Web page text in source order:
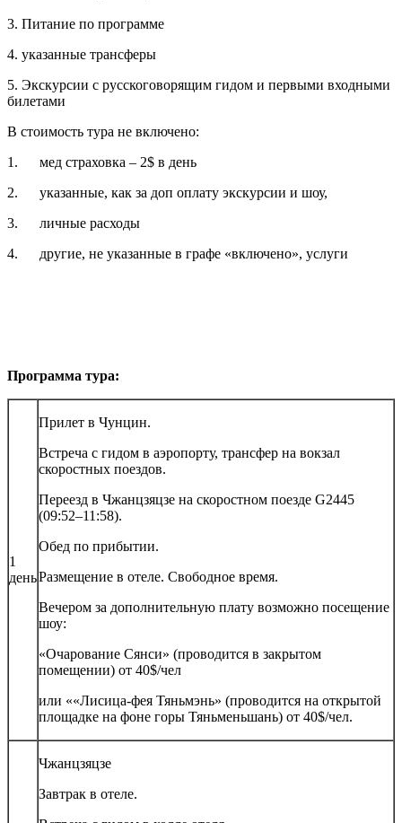
3. Питание по программе
4. указанные трансферы
5. Экскурсии с русскоговорящим гидом и первыми входными
билетами
В стоимость тура не включено:
1. мед страховка – 2$ в день
2. указанные, как за доп оплату экскурсии и шоу,
3. личные расходы
4. другие, не указанные в графе «включено», услуги
Программа тура:
1
день
Прилет в Чунцин.
Встреча с гидом в аэропорту, трансфер на вокзал
скоростных поездов.
Переезд в Чжанцзяцзе на скоростном поезде G2445
(09:52–11:58).
Обед по прибытии.
Размещение в отеле. Свободное время.
Вечером за дополнительную плату возможно посещение
шоу:
«Очарование Сянси» (проводится в закрытом
помещении) от 40$/чел
или ««Лисица-фея Тяньмэнь» (проводится на открытой
площадке на фоне горы Тяньменьшань) от 40$/чел.
Чжанцзяцзе
Завтрак в отеле.